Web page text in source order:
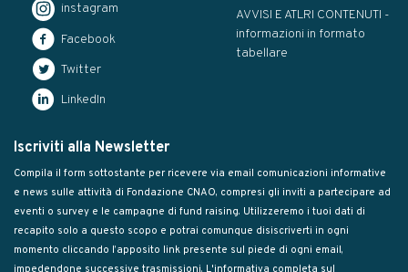
instagram
Facebook
Twitter
LinkedIn
AVVISI E ATLRI CONTENUTI -
informazioni in formato
tabellare
Iscriviti alla Newsletter
Compila il form sottostante per ricevere via email comunicazioni informative
e news sulle attività di Fondazione CNAO, compresi gli inviti a partecipare ad
eventi o survey e le campagne di fund raising. Utilizzeremo i tuoi dati di
recapito solo a questo scopo e potrai comunque disiscriverti in ogni
momento cliccando l’apposito link presente sul piede di ogni email,
impedendone successive trasmissioni. L'informativa completa sul